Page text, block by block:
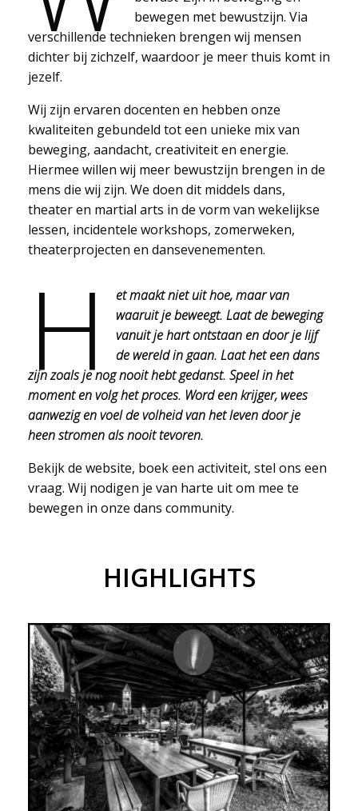
bewegen met bewustzijn. Via
verschillende technieken brengen wij mensen
dichter bij zichzelf, waardoor je meer thuis komt in
jezelf.
Wij zijn ervaren docenten en hebben onze
kwaliteiten gebundeld tot een unieke mix van
beweging, aandacht, creativiteit en energie.
Hiermee willen wij meer bewustzijn brengen in de
mens die wij zijn. We doen dit middels dans,
theater en martial arts in de vorm van wekelijkse
lessen, incidentele workshops, zomerweken,
theaterprojecten en dansevenementen.
H
et maakt niet uit hoe, maar van
waaruit je beweegt. Laat de beweging
vanuit je hart ontstaan en door je lijf
de wereld in gaan. Laat het een dans
zijn zoals je nog nooit hebt gedanst. Speel in het
moment en volg het proces. Word een krijger, wees
aanwezig en voel de volheid van het leven door je
heen stromen als nooit tevoren.
Bekijk de website, boek een activiteit, stel ons een
vraag. Wij nodigen je van harte uit om mee te
bewegen in onze dans community.
HIGHLIGHTS